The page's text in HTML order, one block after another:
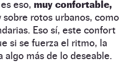
es eso, muy confortable,
rotos urbanos, como
Eso sí, este confort
si se fuerza el ritmo, la
algo más de lo deseable.